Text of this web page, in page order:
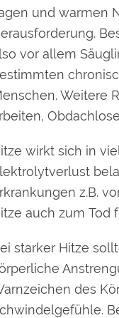
und warmen
vor allem
Weitere
wirkt sich in
z.B.
auch zum Tod
starker Hitze
des